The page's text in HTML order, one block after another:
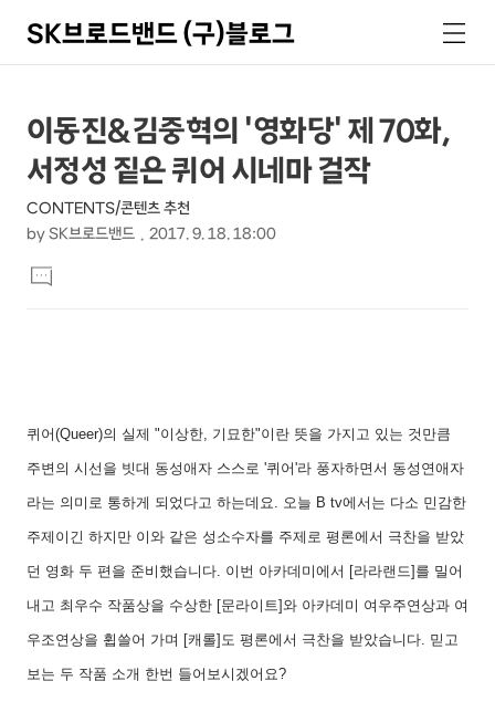
SK브로드밴드 (구)블로그
색
메
뉴
상
세
컨
텐
츠
본
문
제
목
이동진&김중혁의 '영화당' 제 70화,
서정성 짙은 퀴어 시네마 걸작
CONTENTS/콘텐츠 추천
by SK브로드밴드 2017. 9. 18. 18:00
문
댓
글
퀴어(Queer)의 실제 "이상한, 기묘한"이란 뜻을 가지고 있는 것만큼
주변의 시선을 빗대 동성애자 스스로 '퀴어'라 풍자하면서 동성연애자
라는 의미로 통하게 되었다고 하는데요. 오늘 B tv에서는 다소 민감한
주제이긴 하지만 이와 같은 성소수자를 주제로 평론에서 극찬을 받았
던 영화 두 편을 준비했습니다. 이번 아카데미에서 [라라랜드] 를 밀어
내고 최우수 작품상을 수상한 [문라이트]와 아카데미 여우주연상과 여
우조연상을 휩쓸어 가며 [캐롤] 도 평론에서 극찬을 받았습니다. 믿고
보는 두 작품 소개 한번 들어보시겠어요?